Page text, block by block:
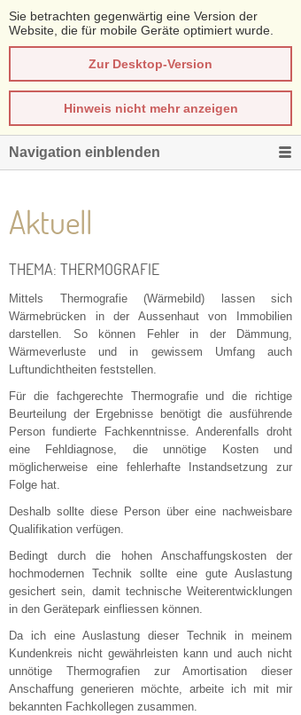
Sie betrachten gegenwärtig eine Version der
Website, die für mobile Geräte optimiert wurde.
Zur Desktop-Version
Hinweis nicht mehr anzeigen
Navigation einblenden
Aktuell
THEMA: THERMOGRAFIE
Mittels Thermografie (Wärmebild) lassen sich
Wärmebrücken in der Aussenhaut von Immobilien
darstellen. So können Fehler in der Dämmung,
Wärmeverluste und in gewissem Umfang auch
Luftundichtheiten feststellen.
Für die fachgerechte Thermografie und die richtige
Beurteilung der Ergebnisse benötigt die ausführende
Person fundierte Fachkenntnisse. Anderenfalls droht
eine Fehldiagnose, die unnötige Kosten und
möglicherweise eine fehlerhafte Instandsetzung zur
Folge hat.
Deshalb sollte diese Person über eine nachweisbare
Qualifikation verfügen.
Bedingt durch die hohen Anschaffungskosten der
hochmodernen Technik sollte eine gute Auslastung
gesichert sein, damit technische Weiterentwicklungen
in den Gerätepark einfliessen können.
Da ich eine Auslastung dieser Technik in meinem
Kundenkreis nicht gewährleisten kann und auch nicht
unnötige Thermografien zur Amortisation dieser
Anschaffung generieren möchte, arbeite ich mit mir
bekannten Fachkollegen zusammen.